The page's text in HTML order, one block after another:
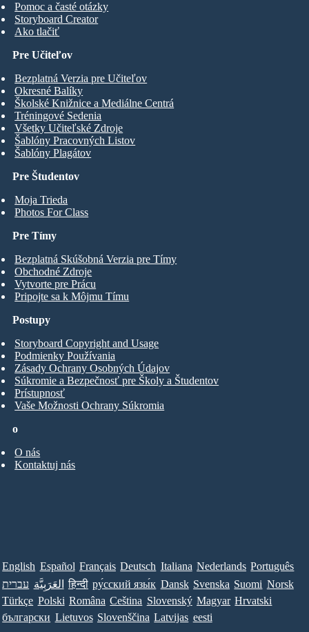
Pomoc a časté otázky
Storyboard Creator
Ako tlačiť
Pre Študentov
Moja Trieda
Photos For Class
Pre Učiteľov
Bezplatná Verzia pre Učiteľov
Okresné Balíky
Školské Knižnice a Mediálne Centrá
Tréningové Sedenia
Všetky Učiteľské Zdroje
Šablóny Pracovných Listov
Šablóny Plagátov
Pre Tímy
Bezplatná Skúšobná Verzia pre Tímy
Obchodné Zdroje
Vytvorte pre Prácu
Pripojte sa k Môjmu Tímu
o
O nás
Kontaktuj nás
Postupy
Storyboard Copyright and Usage
Podmienky Používania
Zásady Ochrany Osobných Údajov
Súkromie a Bezpečnosť pre Školy a Študentov
Prístupnosť
Vaše Možnosti Ochrany Súkromia
English Español Français Deutsch Italiana Nederlands Português
עברית العَرَبِيَّة हिन्दी ру́сский язы́к Dansk Svenska Suomi Norsk
Türkçe Polski Româna Ceština Slovenský Magyar Hrvatski
български Lietuvos Slovenščina Latvijas eesti